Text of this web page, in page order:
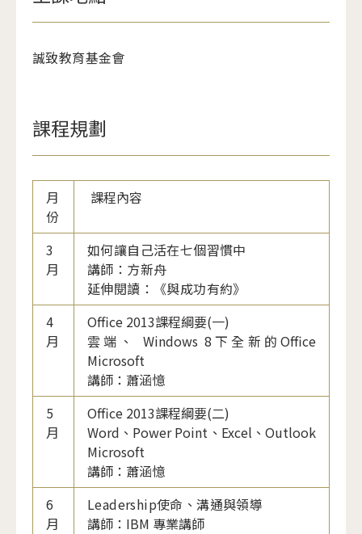
誠致教育基金會
課程規劃
月
份
課程內容
3
月
如何讓自己活在七個習慣中
講師：方新舟
延伸閱讀：《與成功有約》
4
月
Office 2013課程綱要(一)
雲端、 Windows 8下全新的Office
Microsoft
講師：蕭涵憶
5
月
Office 2013課程綱要(二)
Word、Power Point、Excel、Outlook
Microsoft
講師：蕭涵憶
6
月
Leadership使命、溝通與領導
講師：IBM 專業講師